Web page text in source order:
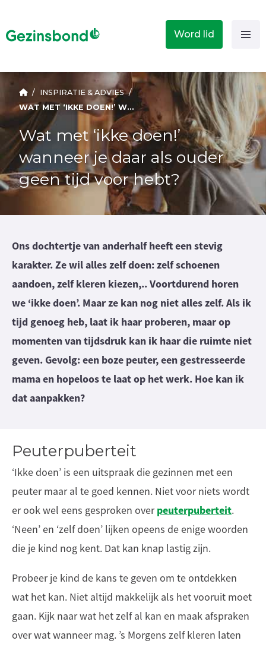
Word lid
/ INSPIRATIE & ADVIES /
WAT MET ‘IKKE DOEN!’ WANNEER JE DAAR ALS OUDER GEEN TIJD VOOR HEBT?
Wat met ‘ikke doen!’
wanneer je daar als ouder
geen tijd voor hebt?
Ons dochtertje van anderhalf heeft een stevig
karakter. Ze wil alles zelf doen: zelf schoenen
aandoen, zelf kleren kiezen,.. Voortdurend horen
we ‘ikke doen’. Maar ze kan nog niet alles zelf. Als ik
tijd genoeg heb, laat ik haar proberen, maar op
momenten van tijdsdruk kan ik haar die ruimte niet
geven. Gevolg: een boze peuter, een gestresseerde
mama en hopeloos te laat op het werk. Hoe kan ik
dat aanpakken?
Peuterpuberteit
‘Ikke doen’ is een uitspraak die gezinnen met een
peuter maar al te goed kennen. Niet voor niets wordt
er ook wel eens gesproken overpeuter­puberteit.
‘Neen’ en ‘zelf doen’ lijken opeens de enige woorden
die je kind nog kent. Dat kan knap lastig zijn.
Probeer je kind de kans te geven om te ontdekken
wat het kan. Niet altijd makkelijk als het vooruit moet
gaan. Kijk naar wat het zelf al kan en maak afspraken
over wat wanneer mag. ’s Morgens zelf kleren laten